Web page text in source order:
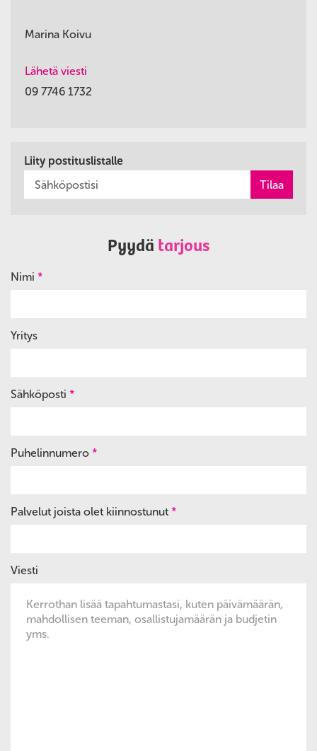
Marina Koivu
Lähetä viesti
09 7746 1732
Liity postituslistalle
Pyydä tarjous
Nimi *
Yritys
Sähköposti *
Puhelinnumero *
Palvelut joista olet kiinnostunut *
Viesti